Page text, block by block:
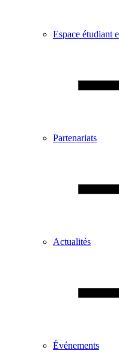
Espace étudiant
Partenariats
Actualités
Événements